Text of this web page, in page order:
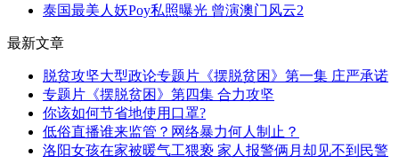
泰国最美人妖Poy私照曝光 曾演澳门风云2
最新文章
脱贫攻坚大型政论专题片《摆脱贫困》第一集 庄严承诺
专题片《摆脱贫困》第四集 合力攻坚
你该如何节省地使用口罩?
低俗直播谁来监管？网络暴力何人制止？
洛阳女孩在家被暖气工猥亵 家人报警俩月却见不到民警